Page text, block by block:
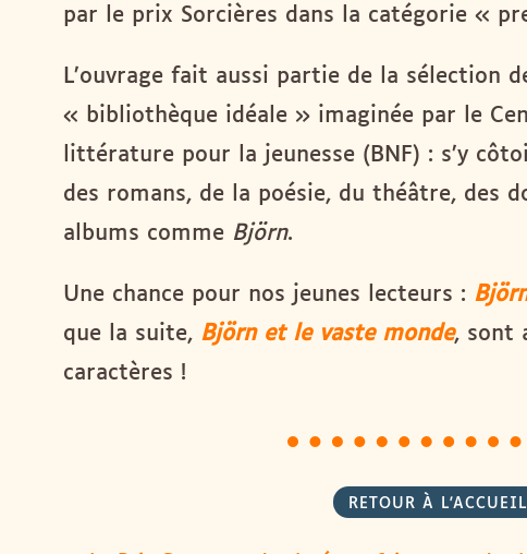
par le prix Sorcières dans la catégorie «
L’ouvrage fait aussi partie de la sélection
« bibliothèque idéale » imaginée par le
littérature pour la jeunesse (BNF) : s’y
des romans, de la poésie, du théâtre, des
albums comme Björn.
Une chance pour nos jeunes lecteurs :
que la suite, Björn et le vaste monde, sont
caractères !
RETOUR À L'ACCUEIL